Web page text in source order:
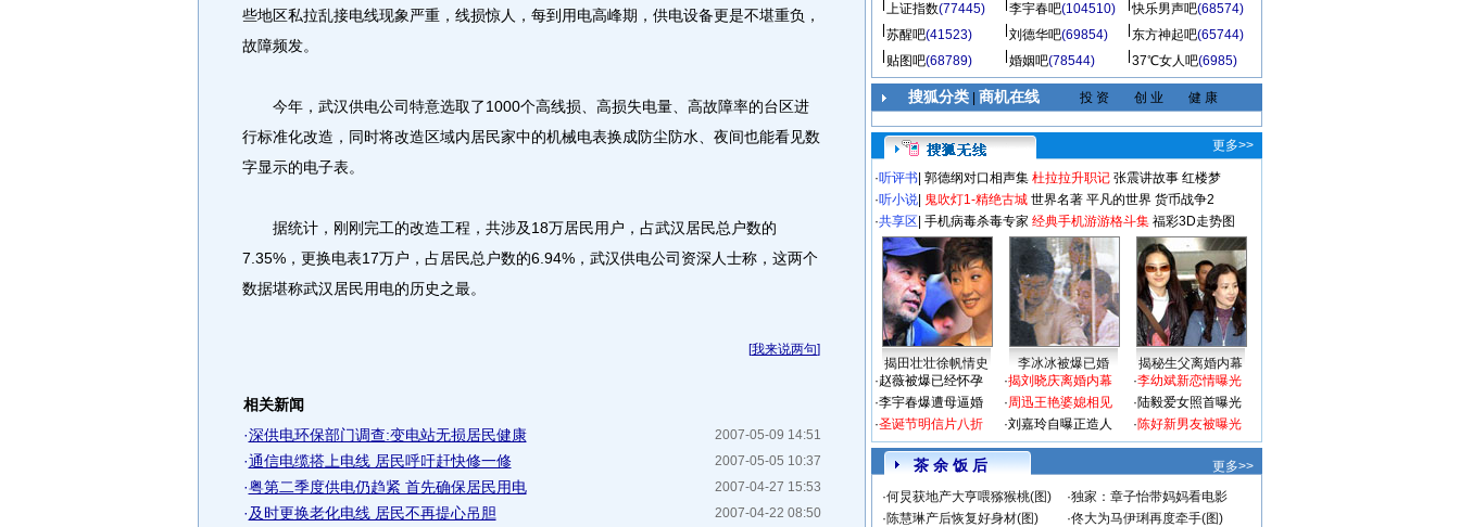
些地区私拉乱接电线现象严重，线损惊人，每到用电高峰期，供电设备更是不堪重负，
故障频发。
今年，武汉供电公司特意选取了1000个高线损、高损失电量、高故障率的台区进
行标准化改造，同时将改造区域内居民家中的机械电表换成防尘防水、夜间也能看见数
字显示的电子表。
据统计，刚刚完工的改造工程，共涉及18万居民用户，占武汉居民总户数的
7.35%，更换电表17万户，占居民总户数的6.94%，武汉供电公司资深人士称，这两个
数据堪称武汉居民用电的历史之最。
[我来说两句]
相关新闻
2007-05-09 14:51
·深供电环保部门调查:变电站无损居民健康
2007-05-05 10:37
·通信电缆搭上电线 居民呼吁赶快修一修
2007-04-27 15:53
·粤第二季度供电仍趋紧 首先确保居民用电
2007-04-22 08:50
·及时更换老化电线 居民不再提心吊胆
上证指数(77445) 李宇春吧(104510) 快乐男声吧(68574)
苏醒吧(41523) 刘德华吧(69854) 东方神起吧(65744)
贴图吧(68789) 婚姻吧(78544) 37℃女人吧(6985)
搜狐分类| 商机在线 投 资 创 业 健 康
更多>>
·听评书 郭德纲对口相声集 杜拉拉升职记 张震讲故事 红楼梦
·听小说 鬼吹灯1-精绝古城 世界名著 平凡的世界 货币战争2
·共享区 手机病毒杀毒专家 经典手机游游格斗集 福彩3D走势图
揭田壮壮徐帆情史 李冰冰被爆已婚
揭秘生父离婚内幕
·赵薇被爆已经怀孕
·李宇春爆遭母逼婚
·圣诞节明信片八折
·揭刘晓庆离婚内幕
·周迅王艳婆媳相见
·刘嘉玲自曝正造人
·李幼斌新恋情曝光
·陆毅爱女照首曝光
·陈好新男友被曝光
茶 余 饭 后
更多>>
·何炅获地产大亨喂猕猴桃(图) ·独家：章子怡带妈妈看电影
·陈慧琳产后恢复好身材(图) ·佟大为马伊琍再度牵手(图)